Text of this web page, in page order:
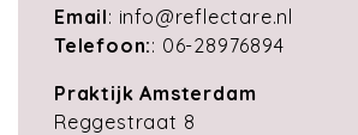
Email: info@reflectare.nl
Telefoon:: 06-28976894
Praktijk Amsterdam
Reggestraat 8